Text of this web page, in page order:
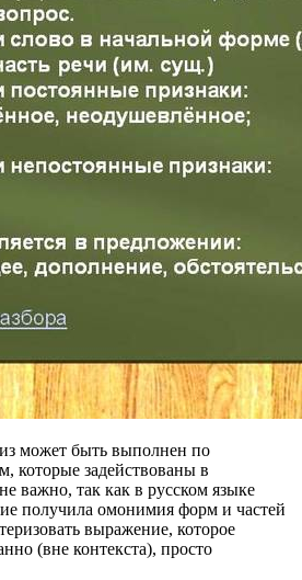
может быть выполнен по
которые задействованы в
важно, так как в русском языке
получила омонимия форм и частей
выражение, которое
(вне контекста), просто